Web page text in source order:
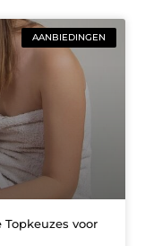
AANBIEDINGEN
Topkeuzes voor